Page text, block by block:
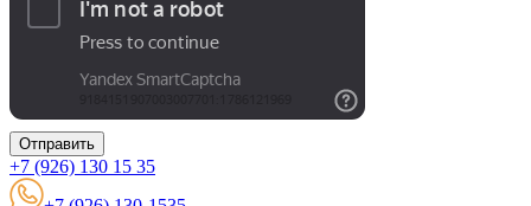
Отправить
+7 (926) 130 15 35